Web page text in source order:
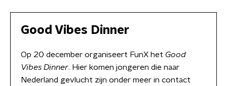
Good Vibes Dinner
Op 20 december organiseert FunX het Good
Vibes Dinner. Hier komen jongeren die naar
Nederland gevlucht zijn onder meer in contact